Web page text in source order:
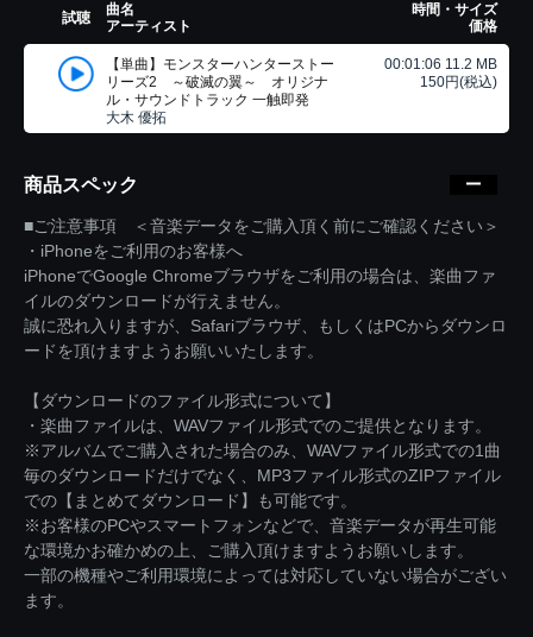
試聴
曲名
アーティスト
時間・サイズ
価格
【単曲】モンスターハンターストー
リーズ2 ～破滅の翼～ オリジナ
ル・サウンドトラック 一触即発
大木 優拓
00:01:06 11.2 MB
150円(税込)
商品スペック
■ご注意事項 ＜音楽データをご購入頂く前にご確認ください＞
・iPhoneをご利用のお客様へ
iPhoneでGoogle Chromeブラウザをご利用の場合は、楽曲ファ
イルのダウンロードが行えません。
誠に恐れ入りますが、Safariブラウザ、もしくはPCからダウンロ
ードを頂けますようお願いいたします。
【ダウンロードのファイル形式について】
・楽曲ファイルは、WAVファイル形式でのご提供となります。
※アルバムでご購入された場合のみ、WAVファイル形式での1曲
毎のダウンロードだけでなく、MP3ファイル形式のZIPファイル
での【まとめてダウンロード】も可能です。
※お客様のPCやスマートフォンなどで、音楽データが再生可能
な環境かお確かめの上、ご購入頂けますようお願いします。
一部の機種やご利用環境によっては対応していない場合がござい
ます。